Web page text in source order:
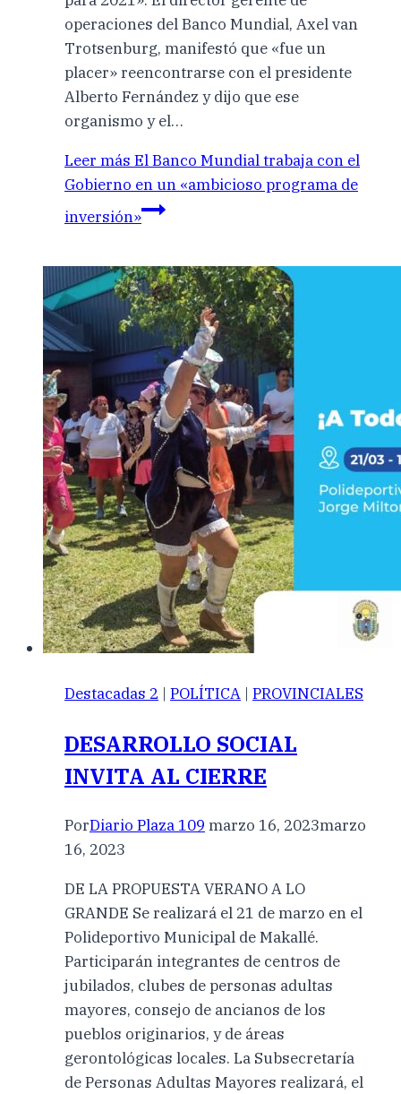
operaciones del Banco Mundial, Axel van
Trotsenburg, manifestó que «fue un
placer» reencontrarse con el presidente
Alberto Fernández y dijo que ese
organismo y el…
Leer más El Banco Mundial trabaja con el
Gobierno en un «ambicioso programa de
inversión»
Destacadas 2 | POLÍTICA | PROVINCIALES
DESARROLLO SOCIAL
INVITA AL CIERRE
PorDiario Plaza 109 marzo 16, 2023marzo
16, 2023
DE LA PROPUESTA VERANO A LO
GRANDE Se realizará el 21 de marzo en el
Polideportivo Municipal de Makallé.
Participarán integrantes de centros de
jubilados, clubes de personas adultas
mayores, consejo de ancianos de los
pueblos originarios, y de áreas
gerontológicas locales. La Subsecretaría
de Personas Adultas Mayores realizará, el